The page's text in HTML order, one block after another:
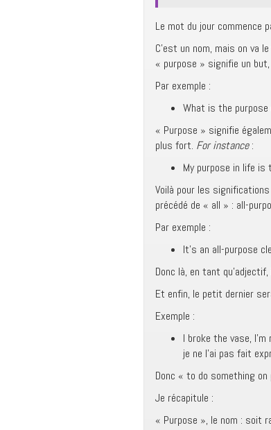
Le mot du jour commence
C’est un nom, mais on va
« purpose » signifie un
Par exemple :
What is the purpose
« Purpose » signifie
plus fort. For instance:
My purpose in life is
Voilà pour les
précédé de « all » : all-
Par exemple :
It’s an all-purpose
Donc là, en tant
Et enfin, le petit dernier
Exemple :
I broke the vase,
je ne l’ai pas fait
Donc « to do something
Je récapitule :
« Purpose », le nom : soit